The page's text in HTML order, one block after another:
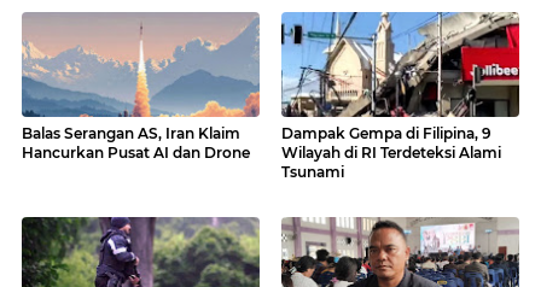
Balas Serangan AS, Iran Klaim
Hancurkan Pusat AI dan Drone
Dampak Gempa di Filipina, 9
Wilayah di RI Terdeteksi Alami
Tsunami